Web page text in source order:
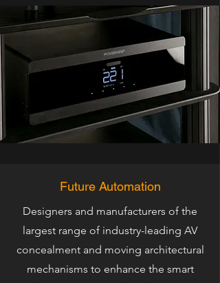
Future Automation
Designers and manufacturers of the
largest range of industry-leading AV
concealment and moving architectural
mechanisms to enhance the smart